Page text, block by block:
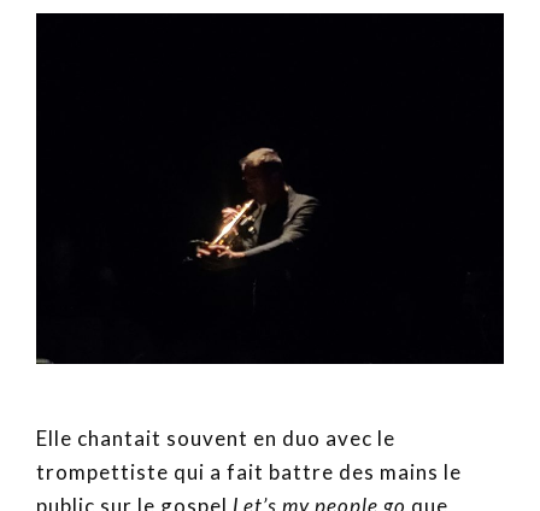
Elle chantait souvent en duo avec le
trompettiste qui a fait battre des mains le
public sur le gospel Let’s my people go que